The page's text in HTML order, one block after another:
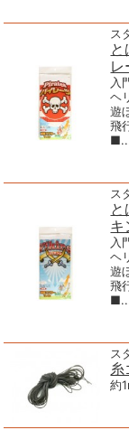
ス
と
入
ヘ
遊
飛
ス
と
入
ヘ
遊
飛
ス
約